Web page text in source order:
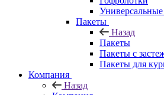
Пакеты
Назад
Пакеты
Пакеты с
Пакеты для
Компания
Назад